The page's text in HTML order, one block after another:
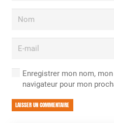
Enregistrer mon nom,
navigateur pour mon
LAISSER UN COMMENTAIRE